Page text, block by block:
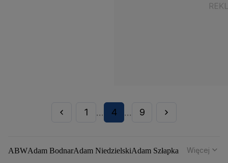
1 ... 4 ... 9
ABWAdam BodnarAdam NiedzielskiAdam Szłapka
Więcej